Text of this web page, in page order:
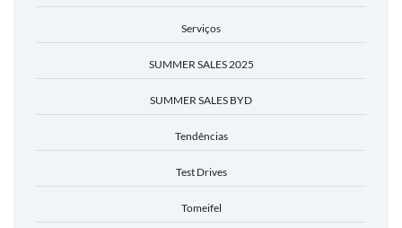
Serviços
SUMMER SALES 2025
SUMMER SALES BYD
Tendências
Test Drives
Tomeifel